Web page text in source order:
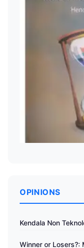
OPINIONS
Kendala Non
Winner or Losers?: